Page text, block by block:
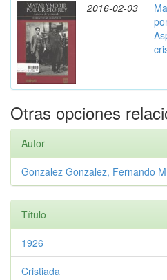
2016-02-03
Otras opciones
Autor
Gonzalez Gonzalez, Fernando M
Título
1926
Cristiada